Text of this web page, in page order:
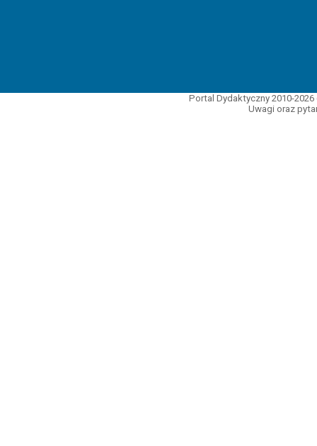
Portal Dydaktyczny 2010-
Uwagi oraz